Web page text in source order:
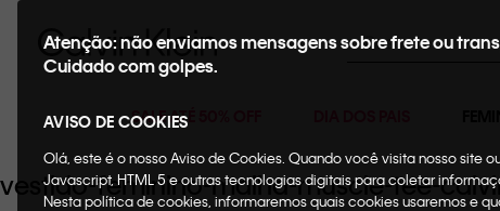
Buscar
SALE ATÉ 50% OFF
Atenção: não enviamos mensagens sobre frete ou
Cuidado com golpes.
AVISO DE COOKIES
Olá, este é o nosso Aviso de Cookies. Quando você visita nosso site
Javascript, HTML 5 e outras tecnologias digitais para coletar
Nesta política de cookies, informaremos quais cookies usaremos e
vestido-feminino-malha-muscle-tee-